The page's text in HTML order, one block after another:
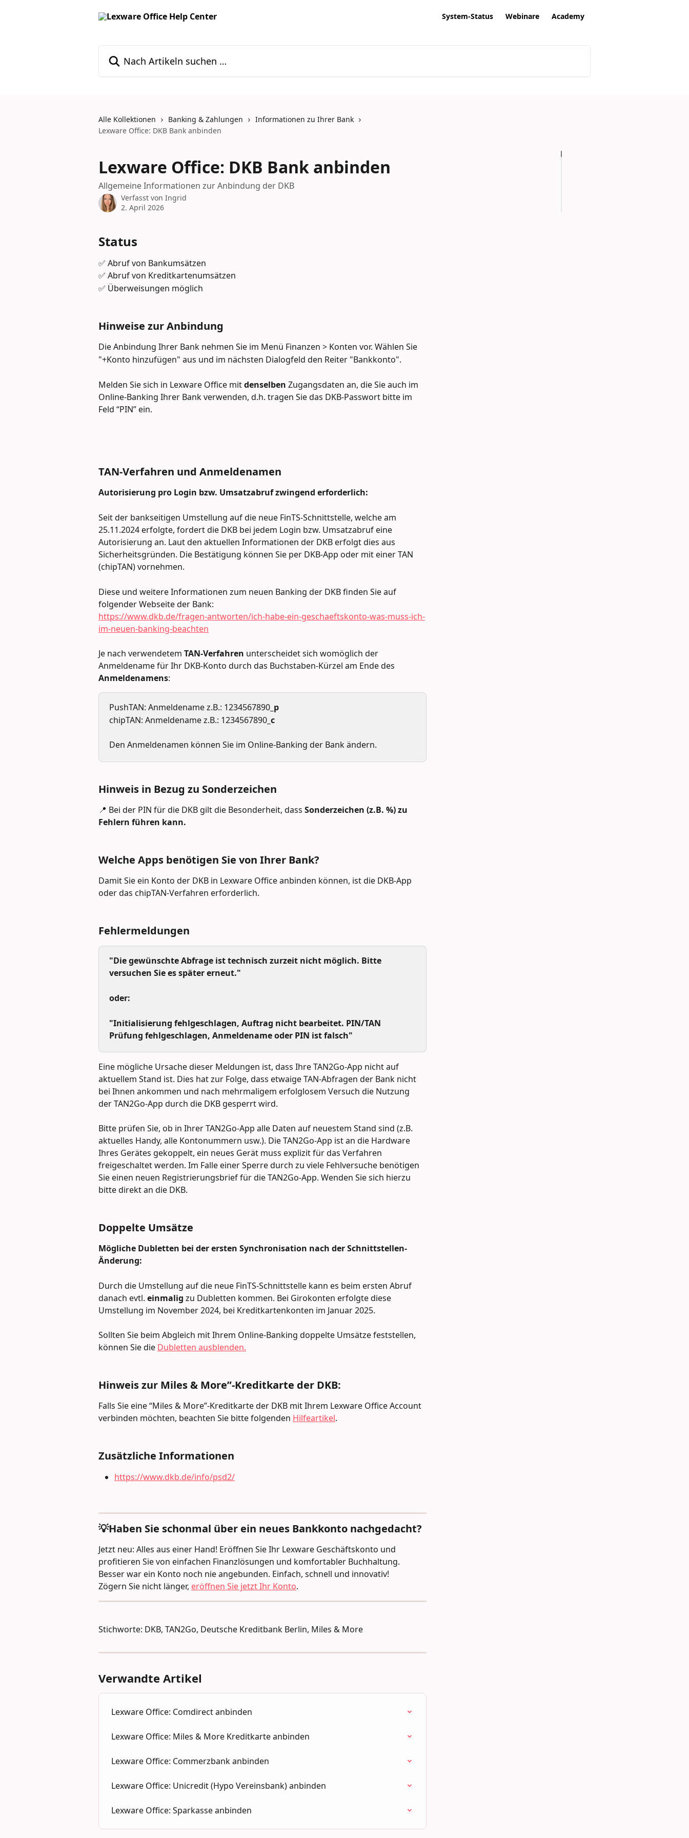
System-Status Webinare Academy
Alle Kollektionen Banking & Zahlungen
Informationen zu Ihrer Bank
Lexware Office: DKB Bank anbinden
Lexware Office: DKB Bank anbinden
Allgemeine Informationen zur Anbindung der DKB
Verfasst von Ingrid
2. April 2026
Status
✅ Abruf von Bankumsätzen
✅ Abruf von Kreditkartenumsätzen
✅ Überweisungen möglich
Hinweise zur Anbindung
Die Anbindung Ihrer Bank nehmen Sie im Menü Finanzen > Konten vor. Wählen Sie
"+Konto hinzufügen" aus und im nächsten Dialogfeld den Reiter "Bankkonto".
Melden Sie sich in Lexware Office mit denselben Zugangsdaten an, die Sie auch im
Online-Banking Ihrer Bank verwenden, d.h. tragen Sie das DKB-Passwort bitte im
Feld “PIN” ein.
TAN-Verfahren und Anmeldenamen
Autorisierung pro Login bzw. Umsatzabruf zwingend erforderlich:
Seit der bankseitigen Umstellung auf die neue FinTS-Schnittstelle, welche am
25.11.2024 erfolgte, fordert die DKB bei jedem Login bzw. Umsatzabruf eine
Autorisierung an. Laut den aktuellen Informationen der DKB erfolgt dies aus
Sicherheitsgründen. Die Bestätigung können Sie per DKB-App oder mit einer TAN
(chipTAN) vornehmen.
Diese und weitere Informationen zum neuen Banking der DKB finden Sie auf
folgender Webseite der Bank:
https://www.dkb.de/fragen-antworten/ich-habe-ein-geschaeftskonto-was-muss-ich-
im-neuen-banking-beachten
Je nach verwendetem TAN-Verfahren unterscheidet sich womöglich der
Anmeldename für Ihr DKB-Konto durch das Buchstaben-Kürzel am Ende des
Anmeldenamens:
PushTAN: Anmeldename z.B.: 1234567890 _p
chipTAN: Anmeldename z.B.: 1234567890 _c
Den Anmeldenamen können Sie im Online-Banking der Bank ändern.
Hinweis in Bezug zu Sonderzeichen
📍 Bei der PIN für die DKB gilt die Besonderheit, dass Sonderzeichen (z.B. %) zu
Fehlern führen kann.
Welche Apps benötigen Sie von Ihrer Bank?
Damit Sie ein Konto der DKB in Lexware Office anbinden können, ist die DKB-App
oder das chipTAN-Verfahren erforderlich.
Fehlermeldungen
"Die gewünschte Abfrage ist technisch zurzeit nicht möglich. Bitte
versuchen Sie es später erneut."
oder:
"Initialisierung fehlgeschlagen, Auftrag nicht bearbeitet. PIN/TAN
Prüfung fehlgeschlagen, Anmeldename oder PIN ist falsch"
Eine mögliche Ursache dieser Meldungen ist, dass Ihre TAN2Go-App nicht auf
aktuellem Stand ist. Dies hat zur Folge, dass etwaige TAN-Abfragen der Bank nicht
bei Ihnen ankommen und nach mehrmaligem erfolglosem Versuch die Nutzung
der TAN2Go-App durch die DKB gesperrt wird.
Bitte prüfen Sie, ob in Ihrer TAN2Go-App alle Daten auf neuestem Stand sind (z.B.
aktuelles Handy, alle Kontonummern usw.). Die TAN2Go-App ist an die Hardware
Ihres Gerätes gekoppelt, ein neues Gerät muss explizit für das Verfahren
freigeschaltet werden. Im Falle einer Sperre durch zu viele Fehlversuche benötigen
Sie einen neuen Registrierungsbrief für die TAN2Go-App. Wenden Sie sich hierzu
bitte direkt an die DKB.
Doppelte Umsätze
Mögliche Dubletten bei der ersten Synchronisation nach der Schnittstellen-
Änderung:
Durch die Umstellung auf die neue FinTS-Schnittstelle kann es beim ersten Abruf
danach evtl. einmalig zu Dubletten kommen. Bei Girokonten erfolgte diese
Umstellung im November 2024, bei Kreditkartenkonten im Januar 2025.
Sollten Sie beim Abgleich mit Ihrem Online-Banking doppelte Umsätze feststellen,
können Sie die Dubletten ausblenden.
Hinweis zur Miles & More”-Kreditkarte der DKB:
Falls Sie eine “Miles & More”-Kreditkarte der DKB mit Ihrem Lexware Office Account
verbinden möchten, beachten Sie bitte folgenden Hilfeartikel.
Zusätzliche Informationen
https://www.dkb.de/info/psd2/
💡Haben Sie schonmal über ein neues Bankkonto nachgedacht?
Jetzt neu: Alles aus einer Hand! Eröffnen Sie Ihr Lexware Geschäftskonto und
profitieren Sie von einfachen Finanzlösungen und komfortabler Buchhaltung.
Besser war ein Konto noch nie angebunden. Einfach, schnell und innovativ!
Zögern Sie nicht länger, eröffnen Sie jetzt Ihr Konto.
Stichworte: DKB, TAN2Go, Deutsche Kreditbank Berlin, Miles & More
Verwandte Artikel
Lexware Office: Comdirect anbinden
Lexware Office: Miles & More Kreditkarte anbinden
Lexware Office: Commerzbank anbinden
Lexware Office: Unicredit (Hypo Vereinsbank) anbinden
Lexware Office: Sparkasse anbinden